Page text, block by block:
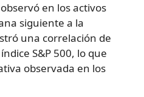
en los activos
siguiente a la
una correlación de
S&P 500, lo que
observada en los